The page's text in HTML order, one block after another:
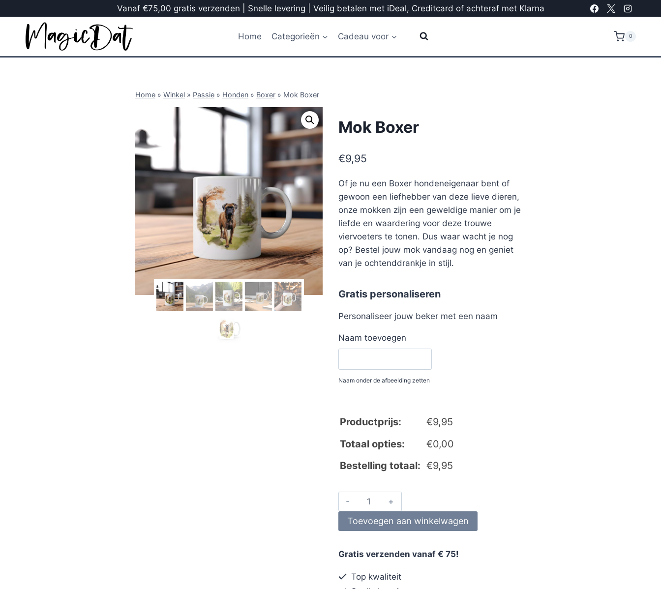
Vanaf €75,00 gratis verzenden | Snelle levering | Veilig betalen met iDeal, Creditcard of achteraf met Klarna
Home Categorieën Cadeau voor 0
Home » Winkel » Passie » Honden » Boxer » Mok Boxer
Mok Boxer
€9,95
Of je nu een Boxer hondeneigenaar bent of
gewoon een liefhebber van deze lieve dieren,
onze mokken zijn een geweldige manier om je
liefde en waardering voor deze trouwe
viervoeters te tonen. Dus waar wacht je nog
op? Bestel jouw mok vandaag nog en geniet
van je ochtenddrankje in stijl.
Gratis personaliseren
Personaliseer jouw beker met een naam
Naam toevoegen
Naam onder de afbeelding zetten
Productprijs: €9,95
Totaal opties:
€0,00
Bestelling totaal: €9,95
Toevoegen aan winkelwagen
Gratis verzenden vanaf € 75!
Top kwaliteit